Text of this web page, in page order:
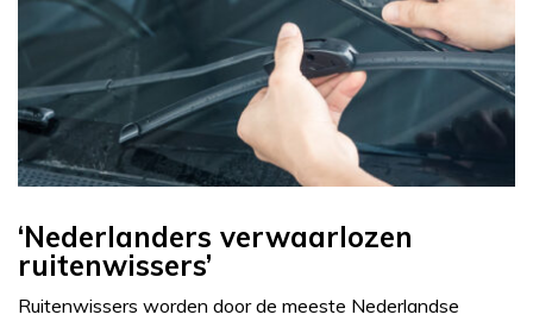
‘Nederlanders verwaarlozen
ruitenwissers’
Ruitenwissers worden door de meeste Nederlandse